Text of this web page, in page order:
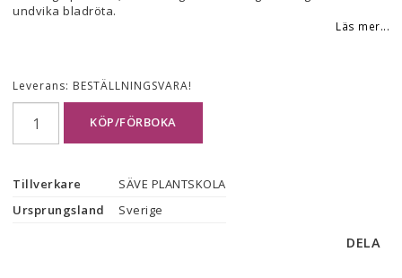
undvika bladröta.
Läs mer...
Leverans: BESTÄLLNINGSVARA!
KÖP/FÖRBOKA
Tillverkare
SÄVE PLANTSKOLA
Ursprungsland
Sverige
DELA